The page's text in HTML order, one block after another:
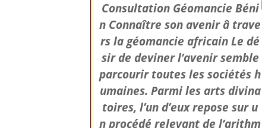
Consultation Géomancie Béni
n Connaître son avenir â trave
rs la géomancie africain Le dé
sir de deviner l’avenir semble
parcourir toutes les sociétés h
umaines. Parmi les arts divina
toires, l’un d’eux repose sur u
n procédé relevant de l’arithm